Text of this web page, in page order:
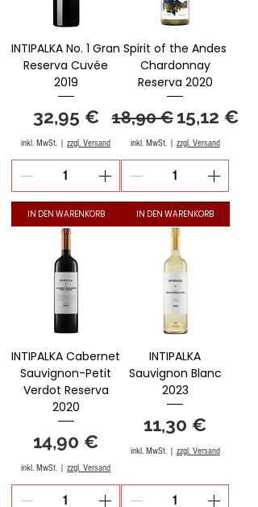
INTIPALKA No. 1 Gran
Reserva Cuvée
2019
Preis
32,95 €
inkl. MwSt. |zzgl. Versand
IN DEN WARENKORB
Spirit of the Andes
Chardonnay
Reserva 2020
Standardpreis
18,90 € Sale-Preis
15,12 €
inkl. MwSt.| zzgl. Versand
IN DEN WARENKORB
INTIPALKA Cabernet
Sauvignon-Petit
Verdot Reserva
2020
Preis
14,90 €
inkl. MwSt. |zzgl. Versand
INTIPALKA
Sauvignon Blanc
2023
Preis
11,30 €
inkl. MwSt.| zzgl. Versand